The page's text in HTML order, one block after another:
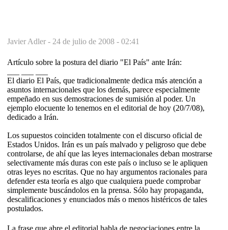
Javier Adler - 24 de julio de 2008 - 02:41
Artículo sobre la postura del diario "El País" ante Irán:
El diario El País, que tradicionalmente dedica más atención a
asuntos internacionales que los demás, parece especialmente
empeñado en sus demostraciones de sumisión al poder. Un
ejemplo elocuente lo tenemos en el editorial de hoy (20/7/08),
dedicado a Irán.
Los supuestos coinciden totalmente con el discurso oficial de
Estados Unidos. Irán es un país malvado y peligroso que debe
controlarse, de ahí que las leyes internacionales deban mostrarse
selectivamente más duras con este país o incluso se le apliquen
otras leyes no escritas. Que no hay argumentos racionales para
defender esta teoría es algo que cualquiera puede comprobar
simplemente buscándolos en la prensa. Sólo hay propaganda,
descalificaciones y enunciados más o menos histéricos de tales
postulados.
La frase que abre el editorial habla de negociaciones entre la